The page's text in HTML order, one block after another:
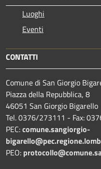
Luoghi
Eventi
CONTATTI
Comune di San Giorgio
Piazza della Repubblica, 8
46051 San Giorgio Bigarello
Tel. 0376/273111 - Fax:
PEC:comune.sangiorgio-
PEO: